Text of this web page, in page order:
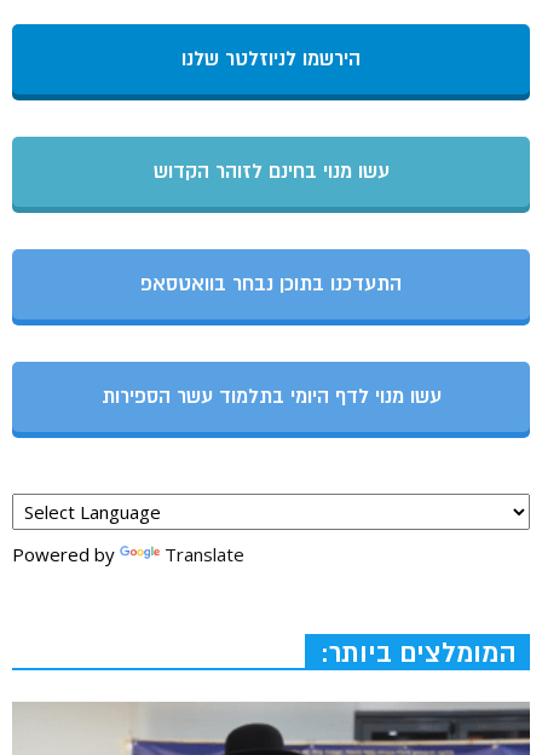
הירשמו לניוזלטר שלנו
עשו מנוי בחינם לזוהר הקדוש
התעדכנו בתוכן נבחר בוואטסאפ
עשו מנוי לדף היומי בתלמוד עשר הספירות
Powered by Translate
המומלצים ביותר: